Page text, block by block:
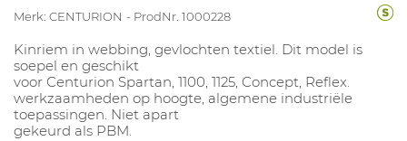
Merk: CENTURION ProdNr. 1000228
Kinriem in webbing, gevlochten textiel. Dit model is
soepel en geschikt
voor Centurion Spartan, 1100, 1125, Concept, Reflex.
werkzaamheden op hoogte, algemene industriële
toepassingen. Niet apart
gekeurd als PBM.